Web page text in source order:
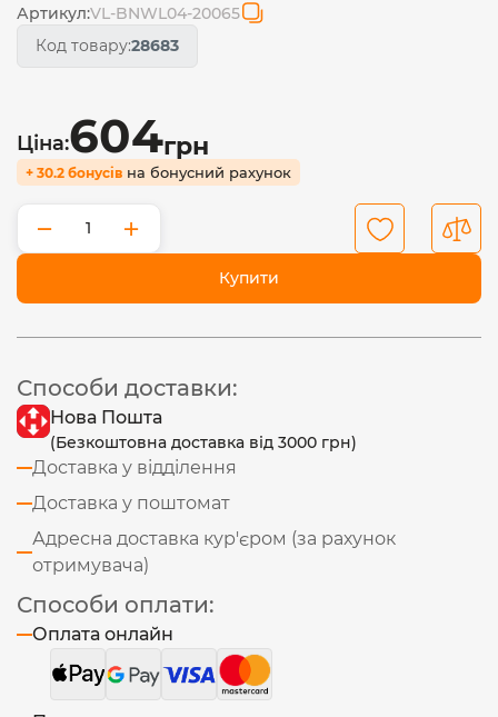
Артикул:VL-BNWL04-20065
Код товару:28683
Ціна:604грн
+ 30.2 бонусів на бонусний рахунок
− +
Купити
Способи доставки:
Нова Пошта
(Безкоштовна доставка від 3000 грн)
Доставка у відділення
Доставка у поштомат
Адресна доставка кур'єром (за рахунок
отримувача)
Способи оплати:
Оплата онлайн